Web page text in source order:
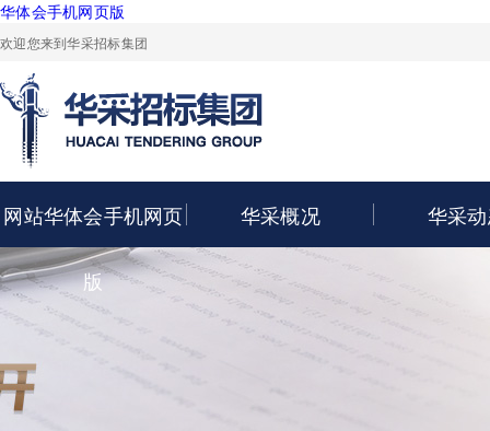
华体会手机网页版
欢迎您来到华采招标集团
网站华体会手机网页
版
华采概况 华采